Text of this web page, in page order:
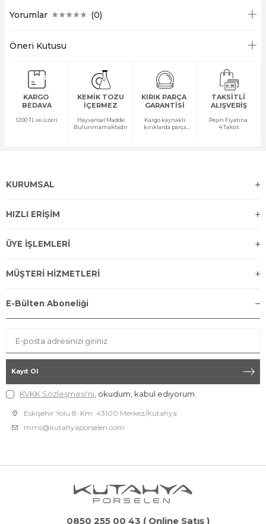
Yorumlar (0)
Öneri Kutusu
KARGO
BEDAVA
1200 TL ve üzeri
KEMİK TOZU
İÇERMEZ
Hayvansal Madde
Bulunmamaktadır
KIRIK PARÇA
GARANTİSİ
Kargo kaynaklı
kırıklarda parça
TAKSİTLİ
ALIŞVERİŞ
Peşin Fiyatına
4 Taksit
0850 255 00 43 ( Online Satış )
KURUMSAL
HIZLI ERİŞİM
ÜYE İŞLEMLERİ
MÜŞTERİ HİZMETLERİ
E-Bülten Aboneliği
Kayıt Ol
KVKK Sözleşmesi'ni , okudum, kabul ediyorum.
Eskişehir Yolu 8. Km. 43100 Merkez/Kütahya
mms@kutahyaporselen.com